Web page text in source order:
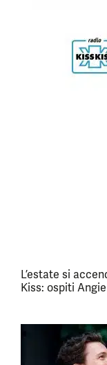
L’estate si
Kiss: ospiti